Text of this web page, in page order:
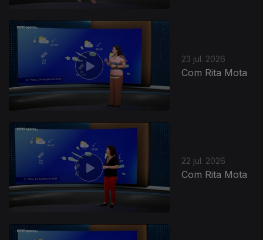
23 jul. 2026
Com Rita Mota
22 jul. 2026
Com Rita Mota